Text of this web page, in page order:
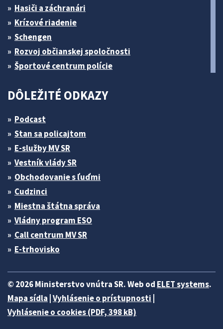
Hasiči a záchranári
Krízové riadenie
Schengen
Rozvoj občianskej spoločnosti
Športové centrum polície
DÔLEŽITÉ ODKAZY
Podcast
Stan sa policajtom
E-služby MV SR
Vestník vlády SR
Obchodovanie s ľuďmi
Cudzinci
Miestna štátna správa
Vládny program ESO
Call centrum MV SR
E-trhovisko
© 2026 Ministerstvo vnútra SR. Web od ELET systems.
Mapa sídla Vyhlásenie o prístupnosti
Vyhlásenie o cookies (PDF, 398 kB)